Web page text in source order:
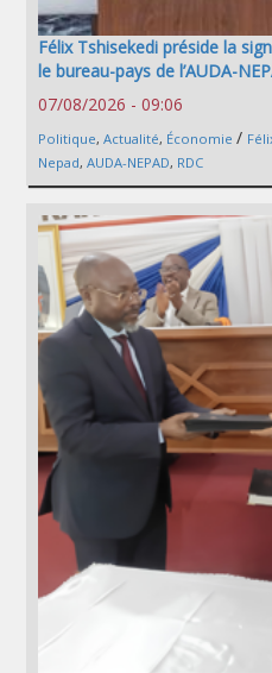
Félix Tshisekedi préside la
le bureau-pays de l’AUDA-
07/08/2026 - 09:06
Politique, Actualité, Économie /
Nepad, AUDA-NEPAD, RDC